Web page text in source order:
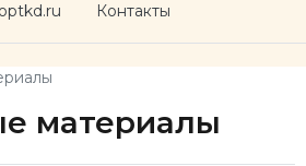
Контакты
материалы